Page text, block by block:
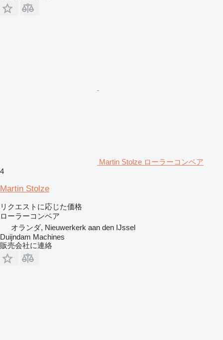
Martin Stolze ローラーコンベア
4
Martin Stolze
リクエストに応じた価格
ローラーコンベア
オランダ, Nieuwerkerk aan den IJssel
Duijndam Machines
販売会社に連絡